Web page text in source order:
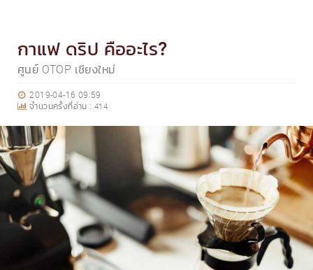
กาแฟ ดริป คืออะไร?
ศูนย์ OTOP เชียงใหม่
2019-04-16 09:59
จำนวนครั้งที่อ่าน : 414